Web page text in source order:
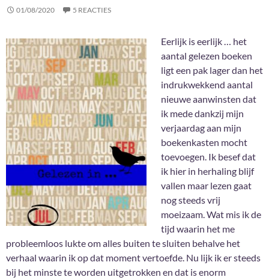
01/08/2020 5 REACTIES
Eerlijk is eerlijk … het
aantal gelezen boeken
ligt een pak lager dan het
indrukwekkend aantal
nieuwe aanwinsten dat
ik mede dankzij mijn
verjaardag aan mijn
boekenkasten mocht
toevoegen. Ik besef dat
ik hier in herhaling blijf
vallen maar lezen gaat
nog steeds vrij
moeizaam. Wat mis ik de
tijd waarin het me
probleemloos lukte om alles buiten te sluiten behalve het
verhaal waarin ik op dat moment vertoefde. Nu lijk ik er steeds
bij het minste te worden uitgetrokken en dat is enorm